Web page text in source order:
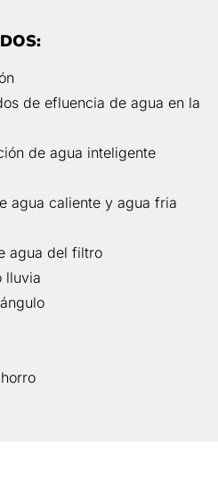
de efluencia de agua en la
de agua inteligente
agua caliente y agua fria
agua del filtro
lluvia